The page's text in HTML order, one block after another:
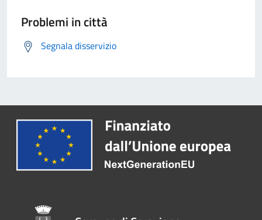
Problemi in città
Segnala disservizio